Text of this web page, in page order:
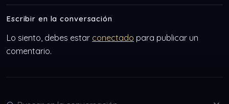
Escribir en la conversación
Lo siento, debes estar conectado para publicar un
comentario.